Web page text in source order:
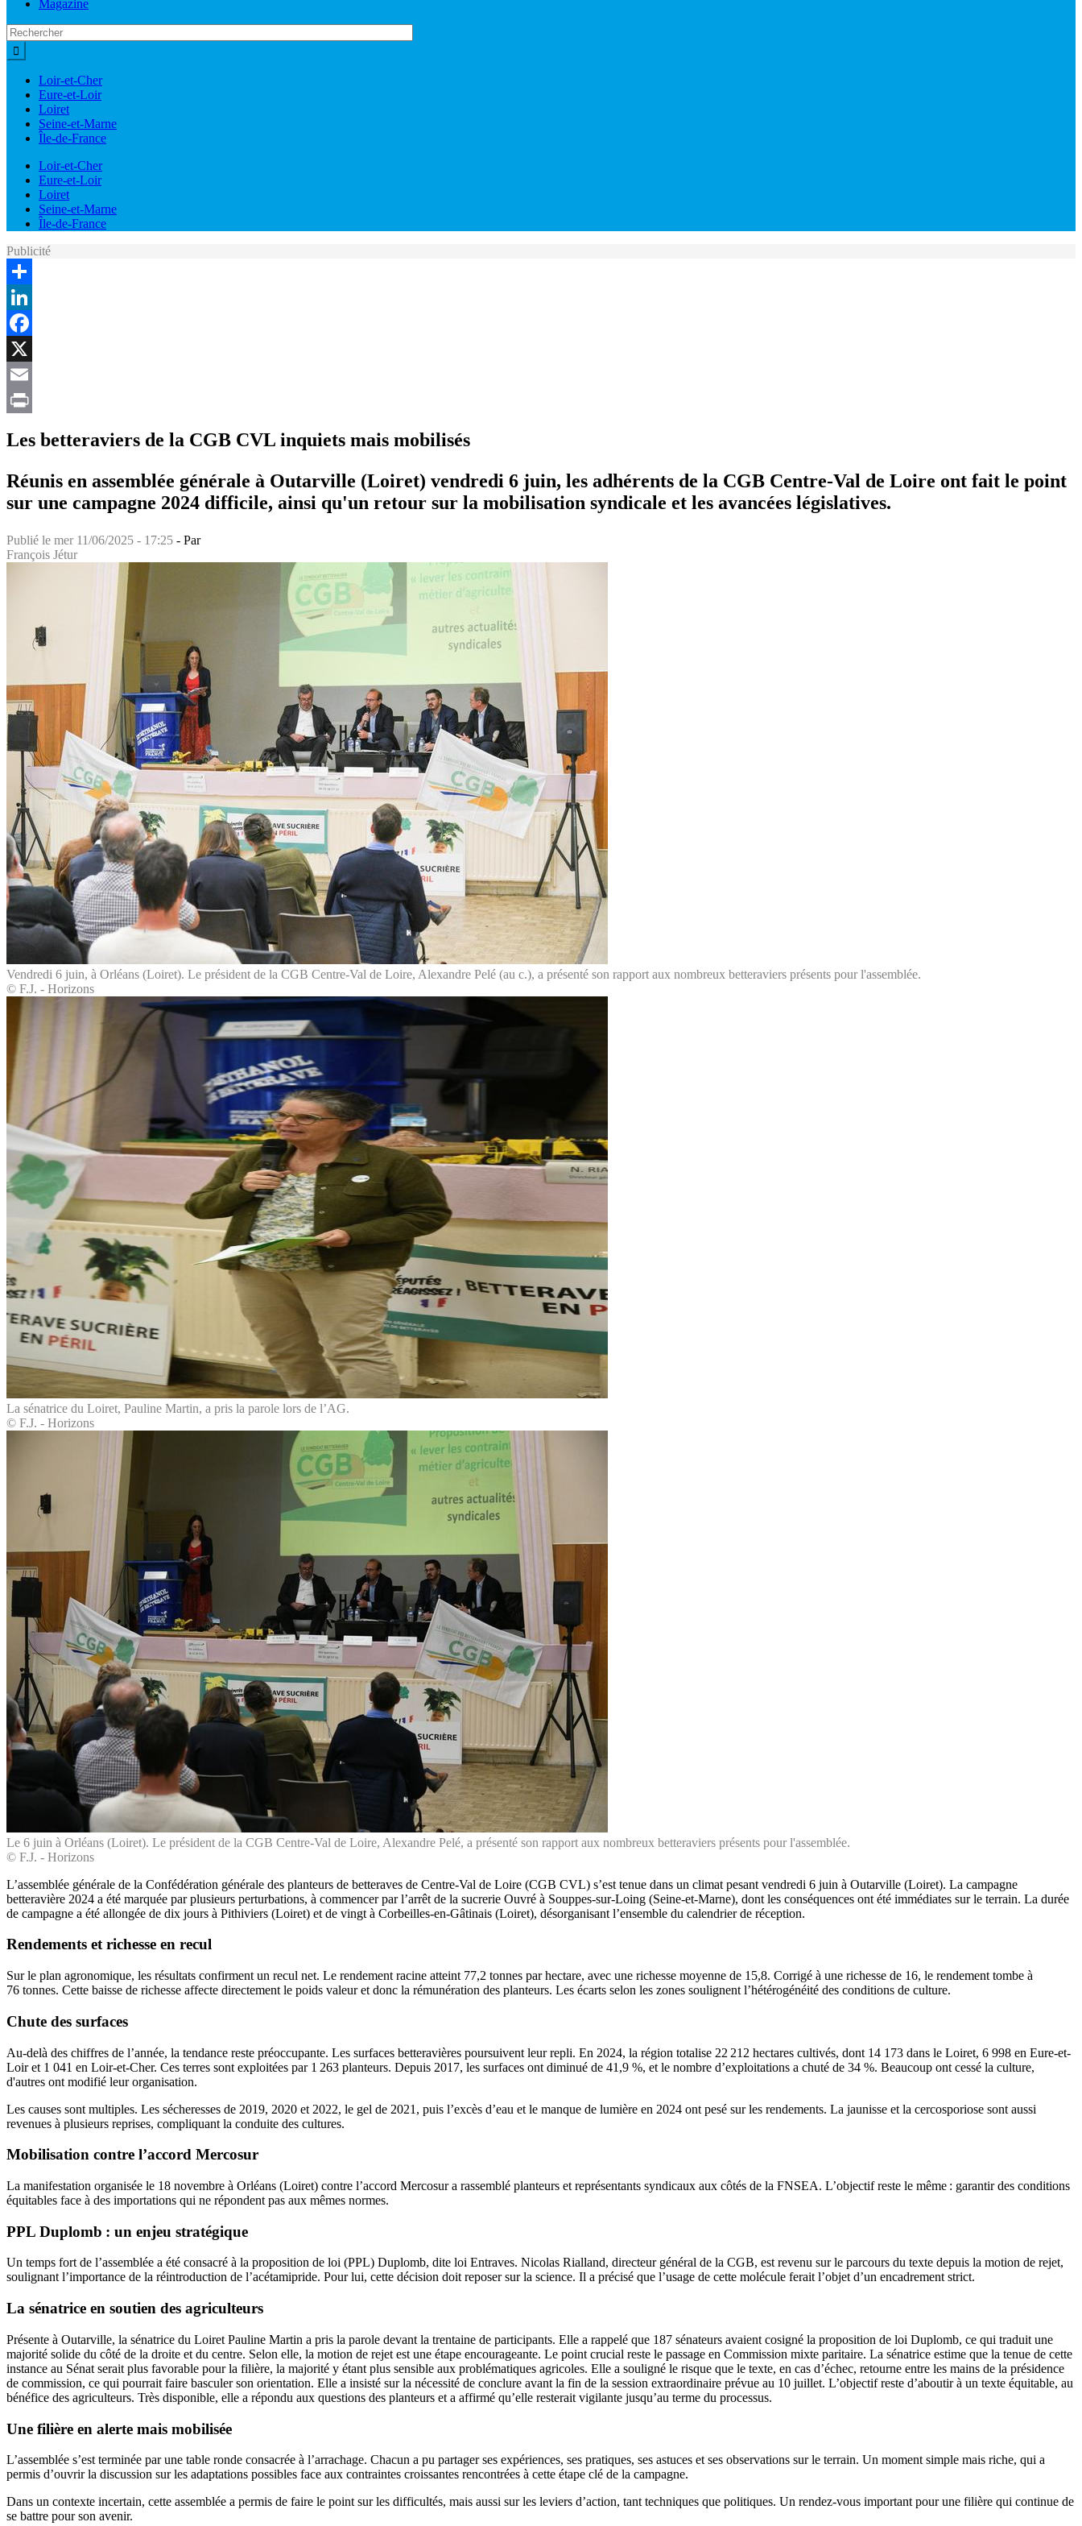
Magazine
Loir-et-Cher
Eure-et-Loir
Loiret
Seine-et-Marne
Île-de-France
Loir-et-Cher
Eure-et-Loir
Loiret
Seine-et-Marne
Île-de-France
Publicité
Share
LinkedIn
Facebook
X
Email
Les betteraviers de la CGB CVL inquiets mais mobilisés
Réunis en assemblée générale à Outarville (Loiret) vendredi 6 juin, les adhérents de la CGB Centre-Val de Loire ont fait le point
sur une campagne 2024 difficile, ainsi qu'un retour sur la mobilisation syndicale et les avancées législatives.
Publié le mer 11/06/2025 - 17:25 - Par
François Jétur
Vendredi 6 juin, à Orléans (Loiret). Le président de la CGB Centre-Val de Loire, Alexandre Pelé (au c.), a présenté son rapport aux nombreux betteraviers présents pour l'assemblée.
© F.J. - Horizons
La sénatrice du Loiret, Pauline Martin, a pris la parole lors de l’AG.
© F.J. - Horizons
Le 6 juin à Orléans (Loiret). Le président de la CGB Centre-Val de Loire, Alexandre Pelé, a présenté son rapport aux nombreux betteraviers présents pour l'assemblée.
© F.J. - Horizons
L’assemblée générale de la Confédération générale des planteurs de betteraves de Centre-Val de Loire (CGB CVL) s’est tenue dans un climat pesant vendredi 6 juin à Outarville (Loiret). La campagne
betteravière 2024 a été marquée par plusieurs perturbations, à commencer par l’arrêt de la sucrerie Ouvré à Souppes-sur-Loing (Seine-et-Marne), dont les conséquences ont été immédiates sur le terrain. La durée
de campagne a été allongée de dix jours à Pithiviers (Loiret) et de vingt à Corbeilles-en-Gâtinais (Loiret), désorganisant l’ensemble du calendrier de réception.
Rendements et richesse en recul
Sur le plan agronomique, les résultats confirment un recul net. Le rendement racine atteint 77,2 tonnes par hectare, avec une richesse moyenne de 15,8. Corrigé à une richesse de 16, le rendement tombe à
76 tonnes. Cette baisse de richesse affecte directement le poids valeur et donc la rémunération des planteurs. Les écarts selon les zones soulignent l’hétérogénéité des conditions de culture.
Chute des surfaces
Au-delà des chiffres de l’année, la tendance reste préoccupante. Les surfaces betteravières poursuivent leur repli. En 2024, la région totalise 22 212 hectares cultivés, dont 14 173 dans le Loiret, 6 998 en Eure-et-
Loir et 1 041 en Loir-et-Cher. Ces terres sont exploitées par 1 263 planteurs. Depuis 2017, les surfaces ont diminué de 41,9 %, et le nombre d’exploitations a chuté de 34 %. Beaucoup ont cessé la culture,
d'autres ont modifié leur organisation.
Les causes sont multiples. Les sécheresses de 2019, 2020 et 2022, le gel de 2021, puis l’excès d’eau et le manque de lumière en 2024 ont pesé sur les rendements. La jaunisse et la cercosporiose sont aussi
revenues à plusieurs reprises, compliquant la conduite des cultures.
Mobilisation contre l’accord Mercosur
La manifestation organisée le 18 novembre à Orléans (Loiret) contre l’accord Mercosur a rassemblé planteurs et représentants syndicaux aux côtés de la FNSEA. L’objectif reste le même : garantir des conditions
équitables face à des importations qui ne répondent pas aux mêmes normes.
PPL Duplomb : un enjeu stratégique
Un temps fort de l’assemblée a été consacré à la proposition de loi (PPL) Duplomb, dite loi Entraves. Nicolas Rialland, directeur général de la CGB, est revenu sur le parcours du texte depuis la motion de rejet,
soulignant l’importance de la réintroduction de l’acétamipride. Pour lui, cette décision doit reposer sur la science. Il a précisé que l’usage de cette molécule ferait l’objet d’un encadrement strict.
La sénatrice en soutien des agriculteurs
Présente à Outarville, la sénatrice du Loiret Pauline Martin a pris la parole devant la trentaine de participants. Elle a rappelé que 187 sénateurs avaient cosigné la proposition de loi Duplomb, ce qui traduit une
majorité solide du côté de la droite et du centre. Selon elle, la motion de rejet est une étape encourageante. Le point crucial reste le passage en Commission mixte paritaire. La sénatrice estime que la tenue de cette
instance au Sénat serait plus favorable pour la filière, la majorité y étant plus sensible aux problématiques agricoles. Elle a souligné le risque que le texte, en cas d’échec, retourne entre les mains de la présidence
de commission, ce qui pourrait faire basculer son orientation. Elle a insisté sur la nécessité de conclure avant la fin de la session extraordinaire prévue au 10 juillet. L’objectif reste d’aboutir à un texte équitable, au
bénéfice des agriculteurs. Très disponible, elle a répondu aux questions des planteurs et a affirmé qu’elle resterait vigilante jusqu’au terme du processus.
Une filière en alerte mais mobilisée
L’assemblée s’est terminée par une table ronde consacrée à l’arrachage. Chacun a pu partager ses expériences, ses pratiques, ses astuces et ses observations sur le terrain. Un moment simple mais riche, qui a
permis d’ouvrir la discussion sur les adaptations possibles face aux contraintes croissantes rencontrées à cette étape clé de la campagne.
Dans un contexte incertain, cette assemblée a permis de faire le point sur les difficultés, mais aussi sur les leviers d’action, tant techniques que politiques. Un rendez-vous important pour une filière qui continue de
se battre pour son avenir.